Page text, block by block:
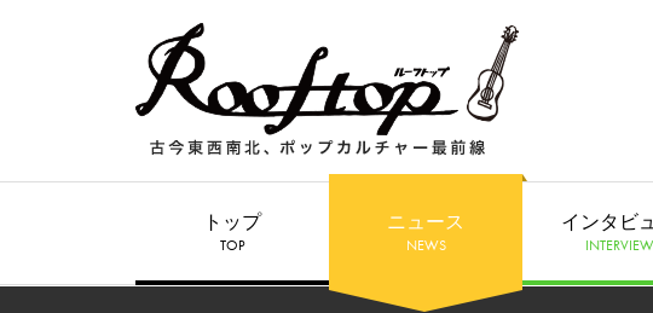
トップ
TOP
ニュース
NEWS
インタビ
INTERVIEW